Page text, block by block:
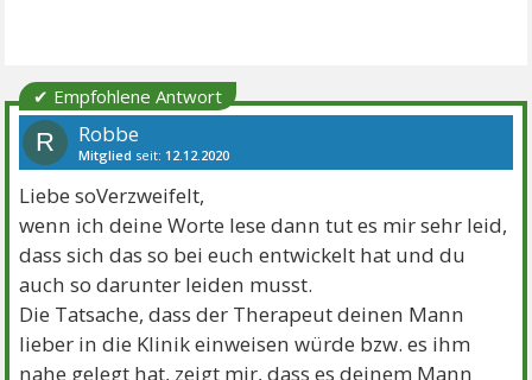
✔ Empfohlene Antwort
R Robbe
Mitglied seit: 12.12.2020
Liebe soVerzweifelt,
wenn ich deine Worte lese dann tut es mir sehr leid,
dass sich das so bei euch entwickelt hat und du
auch so darunter leiden musst.
Die Tatsache, dass der Therapeut deinen Mann
lieber in die Klinik einweisen würde bzw. es ihm
nahe gelegt hat, zeigt mir, dass es deinem Mann